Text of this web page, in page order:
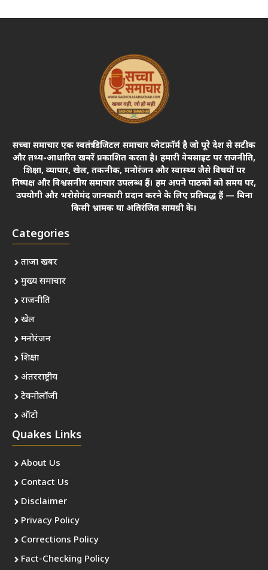
सच्चा समाचार एक स्वतंत्र डिजिटल समाचार प्लेटफ़ॉर्म है जो पूरे देश से सटीक
और तथ्य-आधारित खबरें प्रकाशित करता है। हमारी वेबसाइट पर राजनीति,
शिक्षा, व्यापार, खेल, तकनीक, मनोरंजन और स्वास्थ्य जैसे विषयों पर
निष्पक्ष और विश्वसनीय समाचार उपलब्ध हैं। हम अपने पाठकों को समय पर,
उपयोगी और भरोसेमंद जानकारी प्रदान करने के लिए प्रतिबद्ध हैं — बिना
किसी भ्रामक या अतिरंजित सामग्री के।
Categories
ताजा खबर
मुख्य समाचार
राजनीति
खेल
मनोरंजन
शिक्षा
अंतरराष्ट्रीय
टेक्नोलॉजी
ऑटो
Quakes Links
About Us
Contact Us
Disclaimer
Privacy Policy
Corrections Policy
Fact-Checking Policy